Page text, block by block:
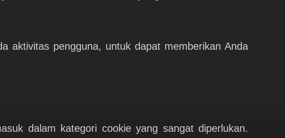
aktivitas pengguna, untuk dapat memberikan Anda
dalam kategori cookie yang sangat diperlukan.